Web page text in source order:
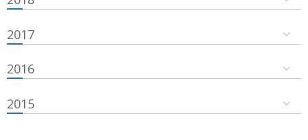
2017
2016
2015